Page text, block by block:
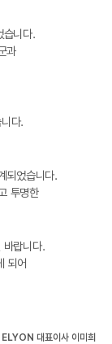
습니다.
과
다.
되었습니다.
투명한
랍니다.
되어
대표이사 이미희